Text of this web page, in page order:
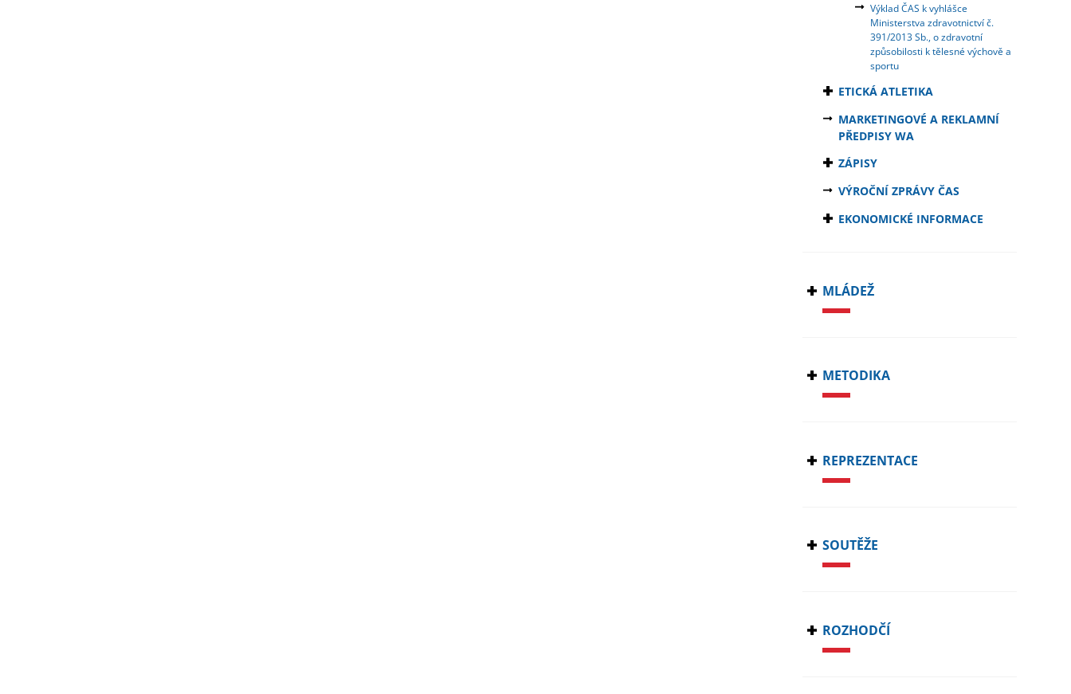
Výklad ČAS k vyhlášce
Ministerstva zdravotnictví č.
391/2013 Sb., o zdravotní
způsobilosti k tělesné výchově a
sportu
ETICKÁ ATLETIKA
MARKETINGOVÉ A REKLAMNÍ
PŘEDPISY WA
ZÁPISY
VÝROČNÍ ZPRÁVY ČAS
EKONOMICKÉ INFORMACE
MLÁDEŽ
METODIKA
REPREZENTACE
SOUTĚŽE
ROZHODČÍ